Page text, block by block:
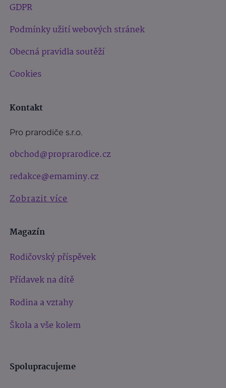
GDPR
Podmínky užití webových stránek
Obecná pravidla soutěží
Cookies
Kontakt
Pro prarodiče s.r.o.
obchod@proprarodice.cz
redakce@emaminy.cz
Zobrazit více
Magazín
Rodičovský příspěvek
Přídavek na dítě
Rodina a vztahy
Škola a vše kolem
Spolupracujeme